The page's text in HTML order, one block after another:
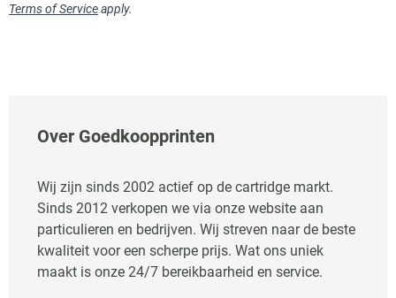
Terms of Serviceapply.
Over Goedkoopprinten
Wij zijn sinds 2002 actief op de cartridge markt.
Sinds 2012 verkopen we via onze website aan
particulieren en bedrijven. Wij streven naar de beste
kwaliteit voor een scherpe prijs. Wat ons uniek
maakt is onze 24/7 bereikbaarheid en service.